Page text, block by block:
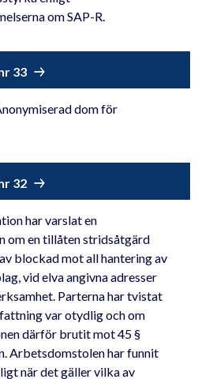
om SAP-R.
33
dom för
32
har varslat en
om en tillåten stridsåtgärd
blockad mot all hantering av
vid elva angivna adresser
Parterna har tvistat
var otydlig och om
därför brutit mot 45 §
Arbetsdomstolen har funnit
när det gäller vilka av